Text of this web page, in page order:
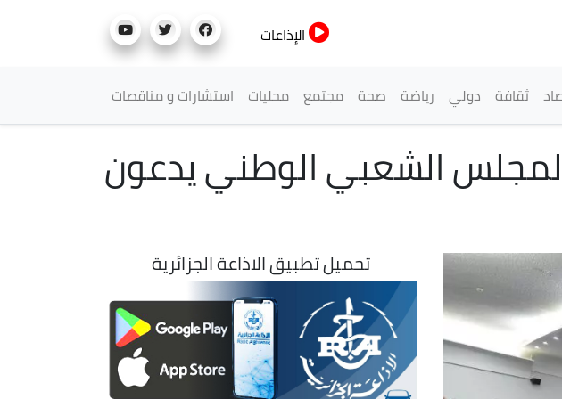
الإذاعات
ثقافة دولي رياضة صحة مجتمع محليات استشارات و مناقصات
الشعبي الوطني يدعون
تحميل تطبيق الاذاعة الجزائرية